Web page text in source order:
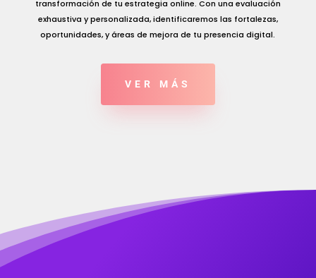
transformación de tu estrategia online. Con una evaluación
exhaustiva y personalizada, identificaremos las fortalezas,
oportunidades, y áreas de mejora de tu presencia digital.
VER MÁS